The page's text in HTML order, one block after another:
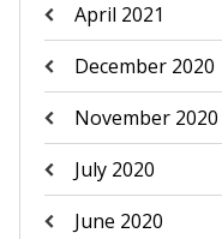
April 2021
December 2020
November 2020
July 2020
June 2020